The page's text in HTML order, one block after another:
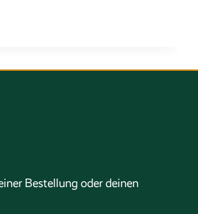
Bestellung oder deinen